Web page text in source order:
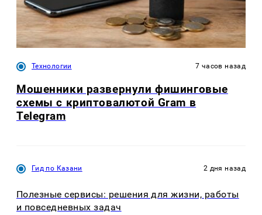
Технологии 7 часов назад
Мошенники развернули фишинговые
схемы с криптовалютой Gram в
Telegram
Гид по Казани 2 дня назад
Полезные сервисы: решения для жизни, работы
и повседневных задач